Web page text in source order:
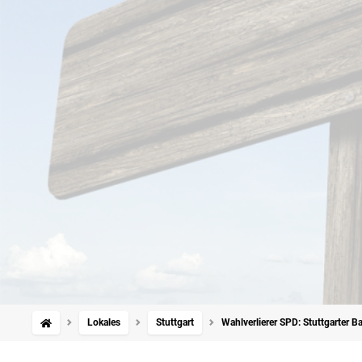
Lokales Stuttgart Wahlverlierer SPD: Stuttgarter